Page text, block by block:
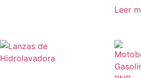
Leer